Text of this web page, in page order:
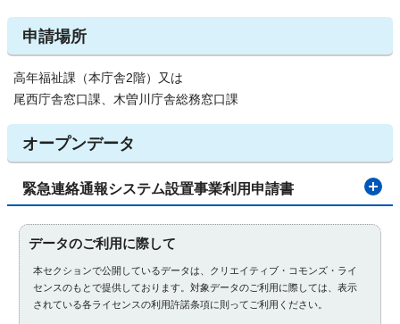
申請場所
高年福祉課（本庁舎2階）又は
尾西庁舎窓口課、木曽川庁舎総務窓口課
オープンデータ
緊急連絡通報システム設置事業利用申請書
データのご利用に際して
本セクションで公開しているデータは、クリエイティブ・コモンズ・ライ
センスのもとで提供しております。対象データのご利用に際しては、表示
されている各ライセンスの利用許諾条項に則ってご利用ください。